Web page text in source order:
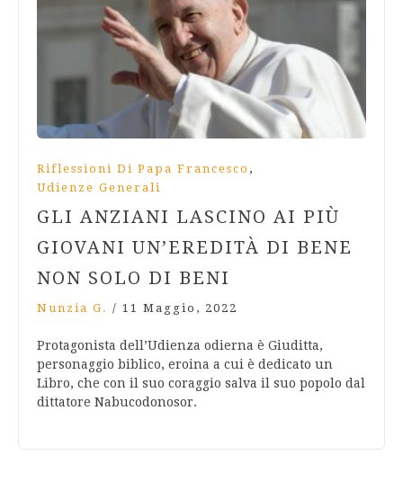
Riflessioni Di Papa Francesco ,
Udienze Generali
GLI ANZIANI LASCINO AI PIÙ
GIOVANI UN’EREDITÀ DI BENE
NON SOLO DI BENI
Nunzia G. / 11 Maggio, 2022
Protagonista dell’Udienza odierna è Giuditta,
personaggio biblico, eroina a cui è dedicato un
Libro, che con il suo coraggio salva il suo popolo dal
dittatore Nabucodonosor.